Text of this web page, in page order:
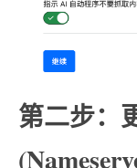
第二步：